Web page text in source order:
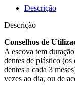
Descrição
Descrição
Conselhos de
A escova tem
dentes de plástico
dentes a cada 3
vezes ao dia, ou de